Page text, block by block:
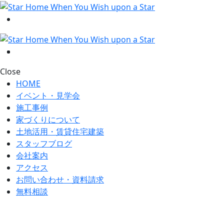
Close
HOME
イベント・見学会
施工事例
家づくりについて
土地活用・賃貸住宅建築
スタッフブログ
会社案内
アクセス
お問い合わせ・資料請求
無料相談